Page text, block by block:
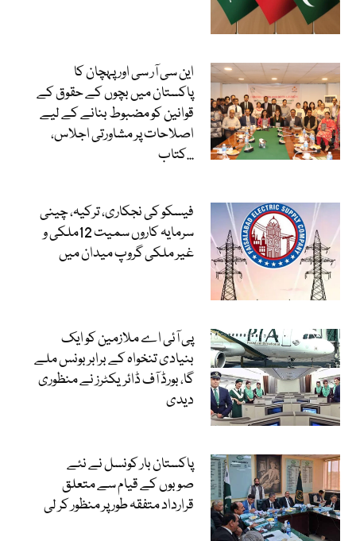
این سی آر سی اور پہچان کا
پاکستان میں بچوں کے حقوق کے
قوانین کو مضبوط بنانے کے لیے
اصلاحات پر مشاورتی اجلاس،
کتاب...
فیسکو کی نجکاری، ترکیہ، چینی
سرمایہ کاروں سمیت 12ملکی و
غیر ملکی گروپ میدان میں
پی آئی اے ملازمین کو ایک
بنیادی تنخواہ کے برابر بونس ملے
گا، بورڈ آف ڈائریکٹرز نے منظوری
دیدی
پاکستان بار کونسل نے نئے
صوبوں کے قیام سے متعلق
قرارداد متفقہ طور پر منظور کر لی